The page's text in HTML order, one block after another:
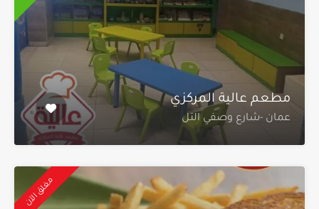
مطعم عالية المركزي
عمان -شارع وصفي التل
مغلق الآن